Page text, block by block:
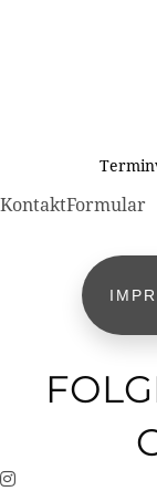
KontaktFormular